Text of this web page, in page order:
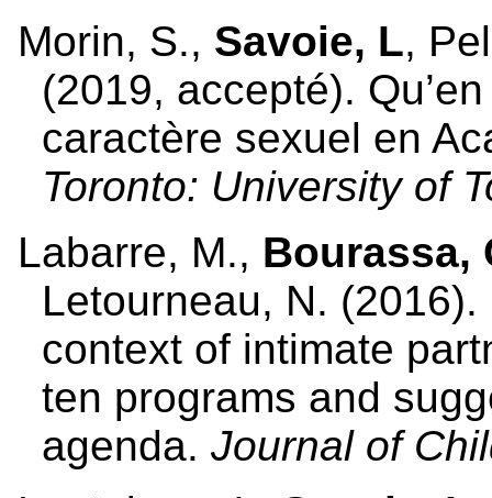
Morin, S., Savoie, L,
(2019, accepté).
caractère sexuel en
Toronto: University of
Labarre, M., Bourassa,
Letourneau, N.
context of intimate
ten programs and
agenda. Journal of